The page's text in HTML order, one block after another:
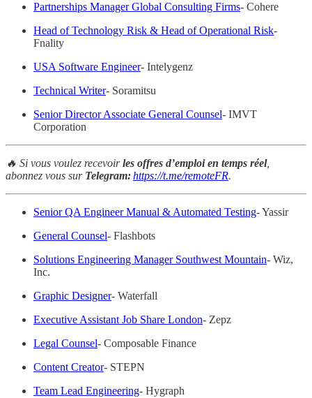
Partnerships Manager Global Consulting Firms- Cohere
Head of Technology Risk & Head of Operational Risk-
Fnality
USA Software Engineer- Intelygenz
Technical Writer- Soramitsu
Senior Director Associate General Counsel- IMVT
Corporation
🔥 Si vous voulez recevoirles offres d’emploi en temps réel,
abonnez vous surTelegram:https://t.me/remoteFR.
Senior QA Engineer Manual & Automated Testing- Yassir
General Counsel- Flashbots
Solutions Engineering Manager Southwest Mountain- Wiz,
Inc.
Graphic Designer- Waterfall
Executive Assistant Job Share London- Zepz
Legal Counsel- Composable Finance
Content Creator- STEPN
Team Lead Engineering- Hygraph